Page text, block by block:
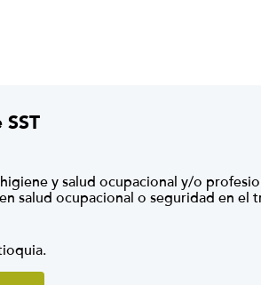
y salud ocupacional y/o
salud ocupacional o seguridad en el